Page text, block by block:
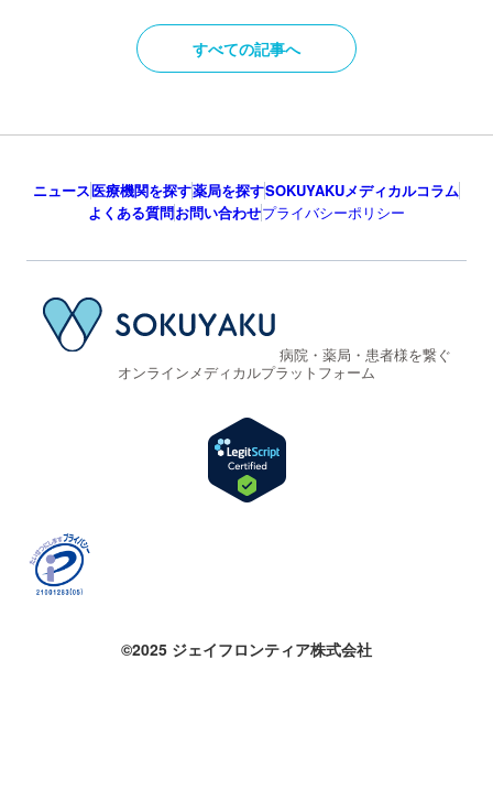
すべての記事へ
ニュース医療機関を探す薬局を探すSOKUYAKUメディカルコラム
よくある質問お問い合わせプライバシーポリシー
病院・薬局・患者様を繋ぐ
オンラインメディカルプラットフォーム
©2025 ジェイフロンティア株式会社